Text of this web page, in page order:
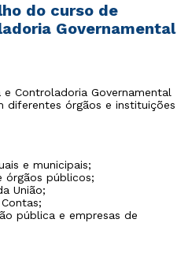
do curso de
Governamental
Controladoria Governamental
diferentes órgãos e instituições
e municipais;
órgãos públicos;
União;
pública e empresas de